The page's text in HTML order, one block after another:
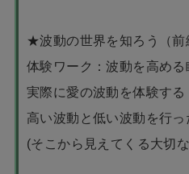
★波動の世界を知ろう（前
体験ワーク：波動を高める
実際に愛の波動を体験する
高い波動と低い波動を行っ
(そこから見えてくる大切